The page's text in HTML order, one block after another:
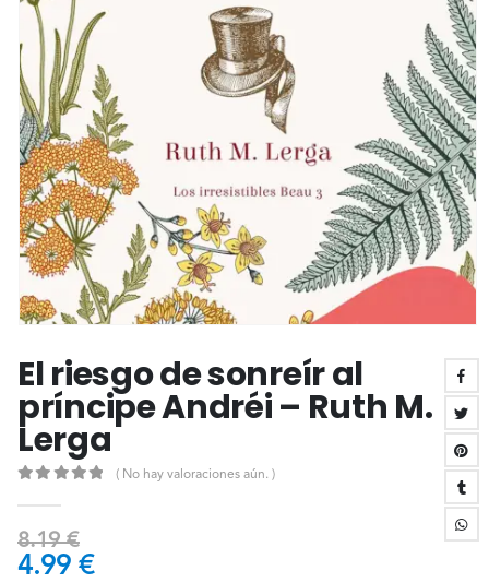
El riesgo de sonreír al
príncipe Andréi – Ruth M.
Lerga
( No hay valoraciones aún. )
8.19€
4.99 €